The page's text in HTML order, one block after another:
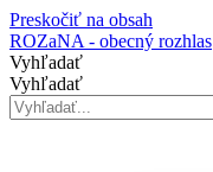
Preskočiť na obsah
ROZaNA - obecný rozhlas
Vyhľadať
Vyhľadať